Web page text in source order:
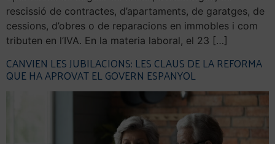
rescissió de contractes, d’apartaments, de garatges, de
cessions, d’obres o de reparacions en immobles i com
tributen en l’IVA. En la materia laboral, el 23 […]
CANVIEN LES JUBILACIONS: LES CLAUS DE LA REFORMA
QUE HA APROVAT EL GOVERN ESPANYOL